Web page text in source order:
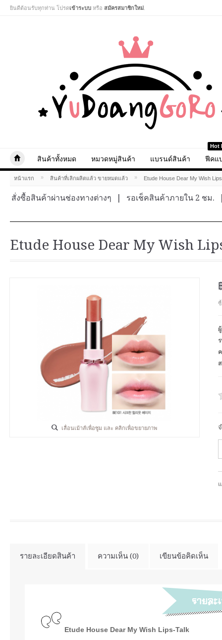
ยินดีต้อนรับทุกท่าน โปรดเข้าระบบ หรือ สมัครสมาชิกใหม่
สินค้าทั้งหมด หมวดหมู่สินค้า แบรนด์สินค้า
Hot
ฟีคแ
หน้าแรก » สินค้าที่เลิกผลิตแล้ว ขายหมดแล้ว » Etude House Dear My Wish
สั่งซื้อสินค้าผ่านช่องทางต่างๆ รอเช็คสินค้าภายใน 2 ชม.
Etude House Dear My Wish
เลื่อนเม้าส์เพื่อซูม และ คลิกเพื่อขยายภาพ
รายละเอียดสินค้า ความเห็น (0) เขียนข้อคิดเห็น
Etude House Dear My Wish Lips-Talk